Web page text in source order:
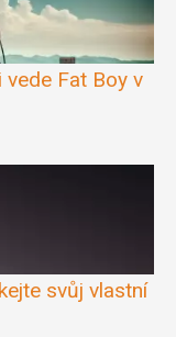
Fat Boy v
svůj vlastní